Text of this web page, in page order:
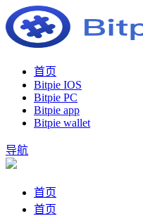
首页
Bitpie IOS
Bitpie PC
Bitpie app
Bitpie wallet
导航
首页
首页